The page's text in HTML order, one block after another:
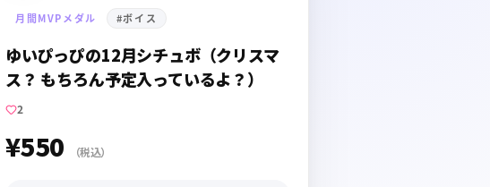
月間MVPメダル #ボイス
ゆいぴっぴの12月シチュボ（クリスマ
ス？ もちろん予定入っているよ？）
2
¥550 （税込）